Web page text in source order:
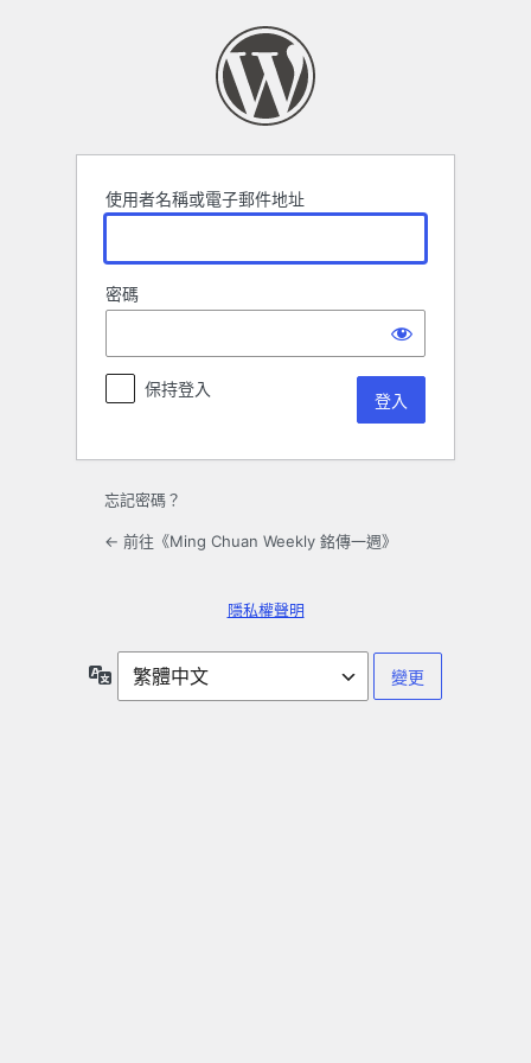
使用者名稱或電子郵件地址
密碼
保持登入
忘記密碼？
← 前往《Ming Chuan Weekly 銘傳一週》
隱私權聲明
言